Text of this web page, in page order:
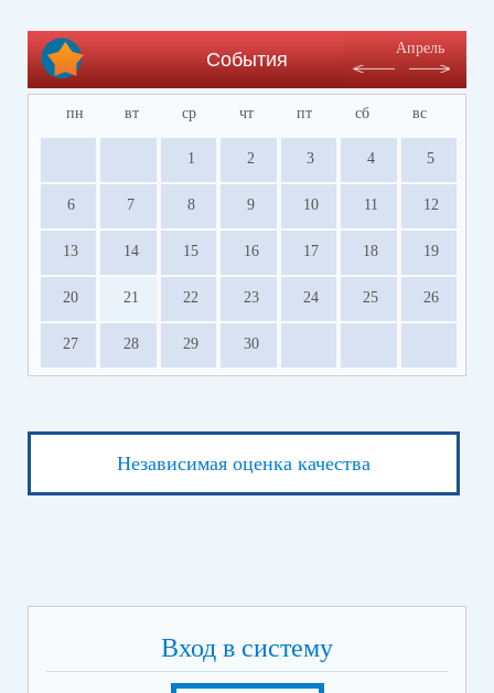
События
Апрель
пн вт ср чт пт сб вс
1 2 3 4 5
6 7 8 9 10 11 12
13 14 15 16 17 18 19
20 21 22 23 24 25 26
27 28 29 30
Независимая оценка качества
Вход в систему